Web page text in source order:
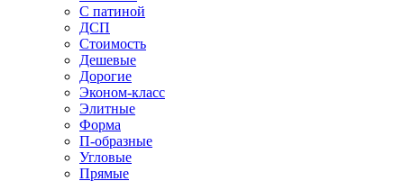
С патиной
ДСП
Стоимость
Дешевые
Дорогие
Эконом-класс
Элитные
Форма
П-образные
Угловые
Прямые